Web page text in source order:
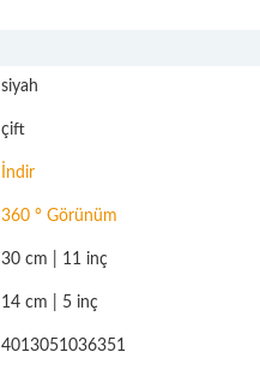
siyah
çift
İndir
360 ° Görünüm
30 cm | 11 inç
14 cm | 5 inç
4013051036351